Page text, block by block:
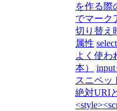
を作る際
でマーク
切り替え
属性
よく使わ
本）
スニペッ
絶対URI